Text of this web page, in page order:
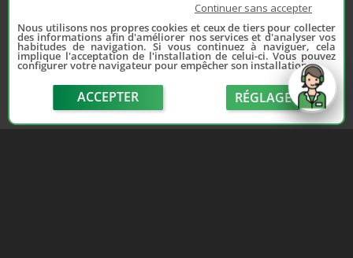
Continuer sans accepter
Nous utilisons nos propres cookies et ceux de tiers pour collecter
des informations afin d'améliorer nos services et d'analyser vos
habitudes de navigation. Si vous continuez à naviguer, cela
implique l'acceptation de l'installation de celui-ci. Vous pouvez
configurer votre navigateur pour empêcher son installation.
ACCEPTER RÉGLAGE